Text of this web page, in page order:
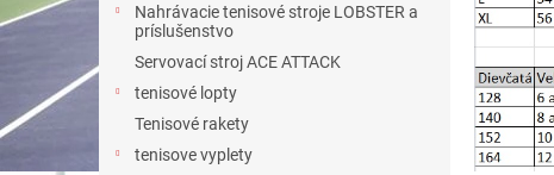
Nahrávacie tenisové stroje LOBSTER a
príslušenstvo
Servovací stroj ACE ATTACK
tenisové lopty
Tenisové rakety
tenisove vyplety